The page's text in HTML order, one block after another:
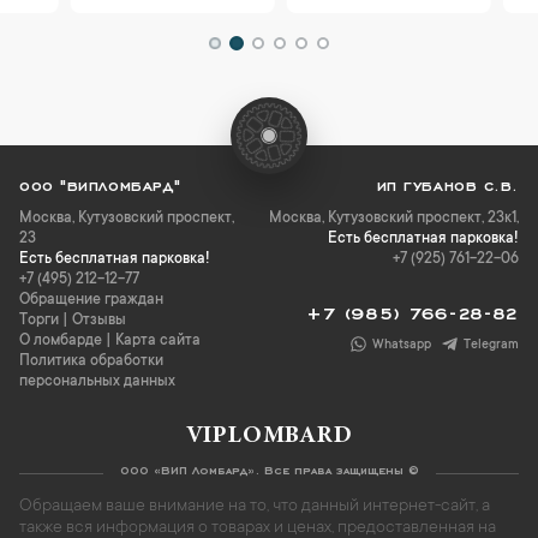
ООО "ВИПЛОМБАРД"
Москва, Кутузовский проспект,
23
Есть бесплатная парковка!
+7 (495) 212-12-77
Обращение граждан
Торги
Отзывы
О ломбарде
Карта сайта
Политика обработки
персональных данных
ИП ГУБАНОВ С.В.
Москва, Кутузовский проспект, 23к1,
Есть бесплатная парковка!
+7 (925) 761-22-06
+7 (985) 766-28-82
Whatsapp Telegram
VIPLOMBARD
ООО «ВИП Ломбард». Все права защищены ©
Обращаем ваше внимание на то, что данный интернет-сайт, а
также вся информация о товарах и ценах, предоставленная на